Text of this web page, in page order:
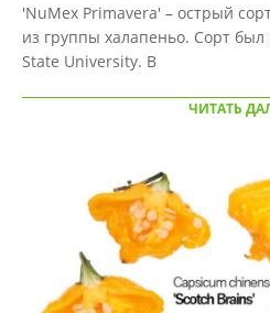
09-
23
'NuMex Primavera' – острый
из группы халапеньо. Сорт
State University. В
ЧИТАТЬ